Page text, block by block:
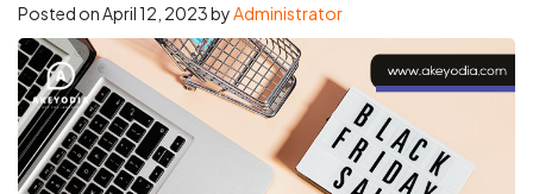
Posted onApril 12, 2023byAdministrator